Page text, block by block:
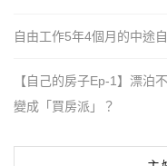
自由工作5年4個月的中途
【自己的房子Ep-1】漂泊
變成「買房派」？